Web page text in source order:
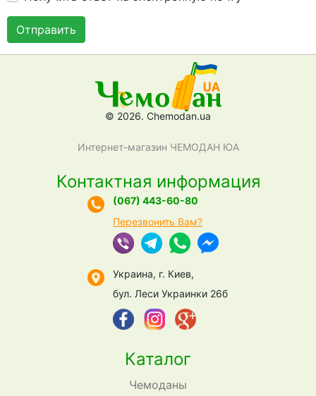
Отправить
© 2026. Chemodan.ua
Интернет-магазин ЧЕМОДАН ЮА
Каталог
Чемоданы
Контактная информация
(067) 443-60-80
Перезвонить Вам?
Украина, г. Киев,
бул. Леси Украинки 26б